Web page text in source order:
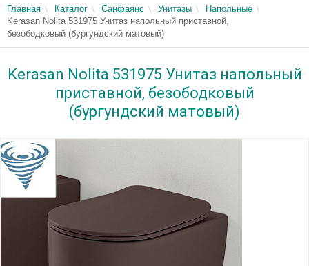
Главная Каталог Санфаянс Унитазы
Напольные
Kerasan Nolita 531975 Унитаз напольный приставной,
безободковый (бургундский матовый)
Kerasan Nolita 531975 Унитаз напольный
приставной, безободковый
(бургундский матовый)